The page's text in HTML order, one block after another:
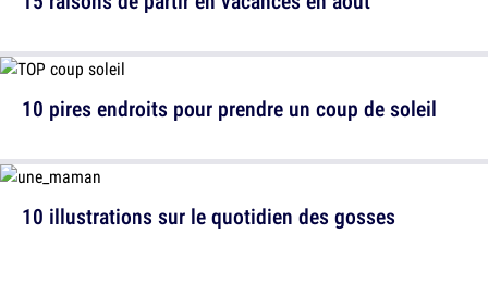
10 pires endroits pour prendre un coup de soleil
10 illustrations sur le quotidien des gosses